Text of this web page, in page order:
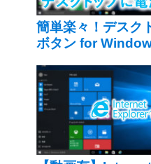
簡単楽々！デスク
ボタン for